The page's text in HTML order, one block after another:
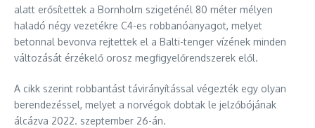
alatt erősítettek a Bornholm szigeténél 80 méter mélyen
haladó négy vezetékre C4-es robbanóanyagot, melyet
betonnal bevonva rejtettek el a Balti-tenger vízének minden
változását érzékelő orosz megfigyelőrendszerek elől.
A cikk szerint robbantást távirányítással végezték egy olyan
berendezéssel, melyet a norvégok dobtak le jelzőbójának
álcázva 2022. szeptember 26-án.